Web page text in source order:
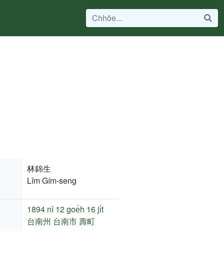
林錦生
Lîm Gím-seng
1894 nî 12 goe̍h 16 ji̍t
台南州 台南市壽町